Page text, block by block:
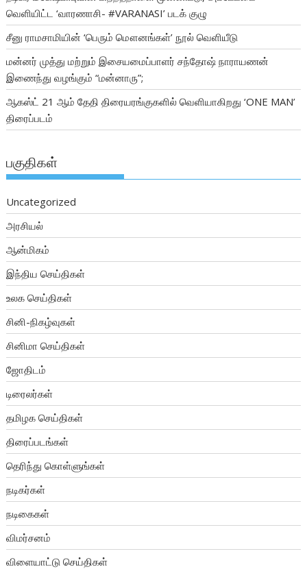
வெளியிட்ட ‘வாரணாசி- #VARANASI’ படக் குழு
சீனு ராமசாமியின் ‘பெரும் மௌனங்கள்’ நூல் வெளியீடு
மன்னர் முத்து மற்றும் இசையமைப்பாளர் சந்தோஷ் நாராயணன்
இணைந்து வழங்கும் “மன்னாரு”;
ஆகஸ்ட் 21 ஆம் தேதி திரையரங்குகளில் வெளியாகிறது ‘ONE MAN’
திரைப்படம்
பகுதிகள்
Uncategorized
அரசியல்
ஆன்மிகம்
இந்திய செய்திகள்
உலக செய்திகள்
சினி-நிகழ்வுகள்
சினிமா செய்திகள்
ஜோதிடம்
டிரைலர்கள்
தமிழக செய்திகள்
திரைப்படங்கள்
தெரிந்து கொள்ளுங்கள்
நடிகர்கள்
நடிகைகள்
விமர்சனம்
விளையாட்டு செய்திகள்